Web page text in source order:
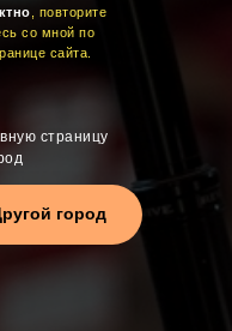
город
страницу
, повторите
со мной по
сайта.